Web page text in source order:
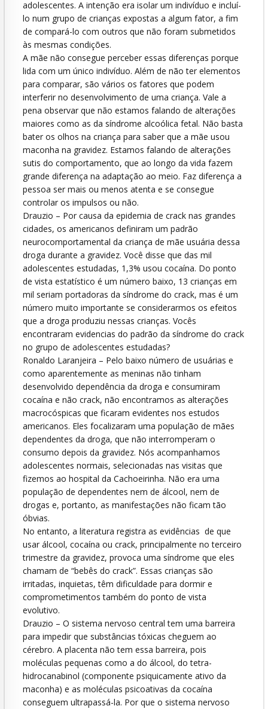
adolescentes. A intenção era isolar um indivíduo e incluí-
lo num grupo de crianças expostas a algum fator, a fim
de compará-lo com outros que não foram submetidos
às mesmas condições.
A mãe não consegue perceber essas diferenças porque
lida com um único indivíduo. Além de não ter elementos
para comparar, são vários os fatores que podem
interferir no desenvolvimento de uma criança. Vale a
pena observar que não estamos falando de alterações
maiores como as da síndrome alcoólica fetal. Não basta
bater os olhos na criança para saber que a mãe usou
maconha na gravidez. Estamos falando de alterações
sutis do comportamento, que ao longo da vida fazem
grande diferença na adaptação ao meio. Faz diferença a
pessoa ser mais ou menos atenta e se consegue
controlar os impulsos ou não.
Drauzio – Por causa da epidemia de crack nas grandes
cidades, os americanos definiram um padrão
neurocomportamental da criança de mãe usuária dessa
droga durante a gravidez. Você disse que das mil
adolescentes estudadas, 1,3% usou cocaína. Do ponto
de vista estatístico é um número baixo, 13 crianças em
mil seriam portadoras da síndrome do crack, mas é um
número muito importante se considerarmos os efeitos
que a droga produziu nessas crianças. Vocês
encontraram evidencias do padrão da síndrome do crack
no grupo de adolescentes estudadas?
Ronaldo Laranjeira – Pelo baixo número de usuárias e
como aparentemente as meninas não tinham
desenvolvido dependência da droga e consumiram
cocaína e não crack, não encontramos as alterações
macrocóspicas que ficaram evidentes nos estudos
americanos. Eles focalizaram uma população de mães
dependentes da droga, que não interromperam o
consumo depois da gravidez. Nós acompanhamos
adolescentes normais, selecionadas nas visitas que
fizemos ao hospital da Cachoeirinha. Não era uma
população de dependentes nem de álcool, nem de
drogas e, portanto, as manifestações não ficam tão
óbvias.
No entanto, a literatura registra as evidências de que
usar álcool, cocaína ou crack, principalmente no terceiro
trimestre da gravidez, provoca uma síndrome que eles
chamam de “bebês do crack”. Essas crianças são
irritadas, inquietas, têm dificuldade para dormir e
comprometimentos também do ponto de vista
evolutivo.
Drauzio – O sistema nervoso central tem uma barreira
para impedir que substâncias tóxicas cheguem ao
cérebro. A placenta não tem essa barreira, pois
moléculas pequenas como a do álcool, do tetra-
hidrocanabinol (componente psiquicamente ativo da
maconha) e as moléculas psicoativas da cocaína
conseguem ultrapassá-la. Por que o sistema nervoso